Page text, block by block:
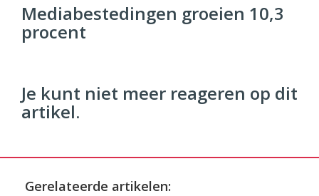
Commercehttps://twinklemagazine.nl
9654
Mediabestedingen groeien 10,3
procent
Je kunt niet meer reageren op dit
artikel.
Gerelateerde artikelen: